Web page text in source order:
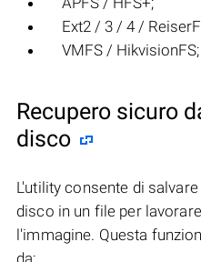
Ext2 / 3 / 4 /
VMFS / HikvisionFS;
Recupero sicuro
disco
L'utility consente di
disco in un file per
l'immagine. Questa